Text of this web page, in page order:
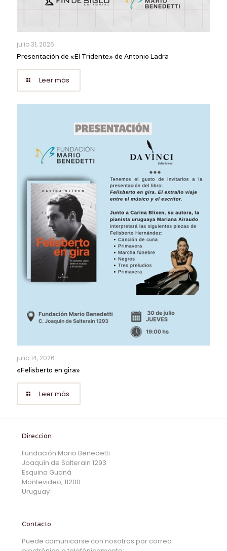
julio 31, 2026
Presentación de «El Tridente» de Antonio Ladra
Leer más
julio 14, 2026
«Felisberto en gira»
Leer más
Dirección
Fundación Mario Benedetti
Joaquín de Salterain 1293
Esquina Guaná
Montevideo, 11200
Uruguay
Contacto
Puede comunicarse con nosotros por correo